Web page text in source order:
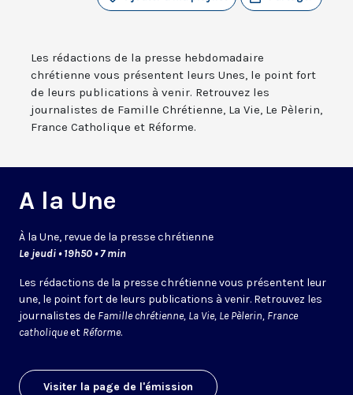
Les rédactions de la presse hebdomadaire
chrétienne vous présentent leurs Unes, le point fort
de leurs publications à venir. Retrouvez les
journalistes de Famille Chrétienne, La Vie, Le Pèlerin,
France Catholique et Réforme.
A la Une
À la Une, revue de la presse chrétienne
Le jeudi • 19h50 • 7 min
Les rédactions de la presse chrétienne vous présentent leur
une, le point fort de leurs publications à venir. Retrouvez les
journalistes de Famille chrétienne, La Vie, Le Pèlerin, France
catholiqueet Réforme.
Visiter la page de l'émission